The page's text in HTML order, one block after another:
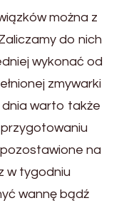
można z
do nich
wykonać od
zmywarki
dnia warto także
na
w tygodniu
wannę bądź